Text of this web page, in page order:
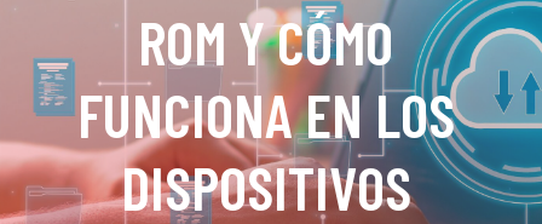
ROM Y CÓMO
FUNCIONA EN LOS
DISPOSITIVOS